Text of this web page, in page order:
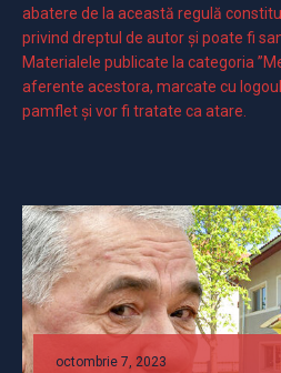
abatere de la această regulă
privind dreptul de autor și poate fi
Materialele publicate la categoria
aferente acestora, marcate cu
pamflet și vor fi tratate ca atare.
octombrie 7, 2023